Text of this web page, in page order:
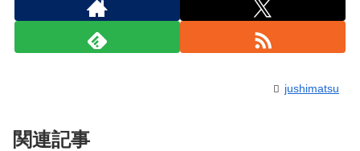
jushimatsu
関連記事